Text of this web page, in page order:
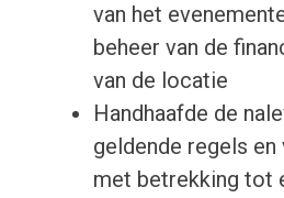
van het
beheer van de
van de locatie
Handhaafde de
geldende regels
met betrekking tot